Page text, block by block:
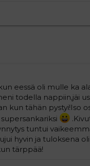
eessä oli mulle ka
todella nappiin,jäi
kun tähän pystyi!Iso
tuntui
hyvin ja tuloksena
tärppää!